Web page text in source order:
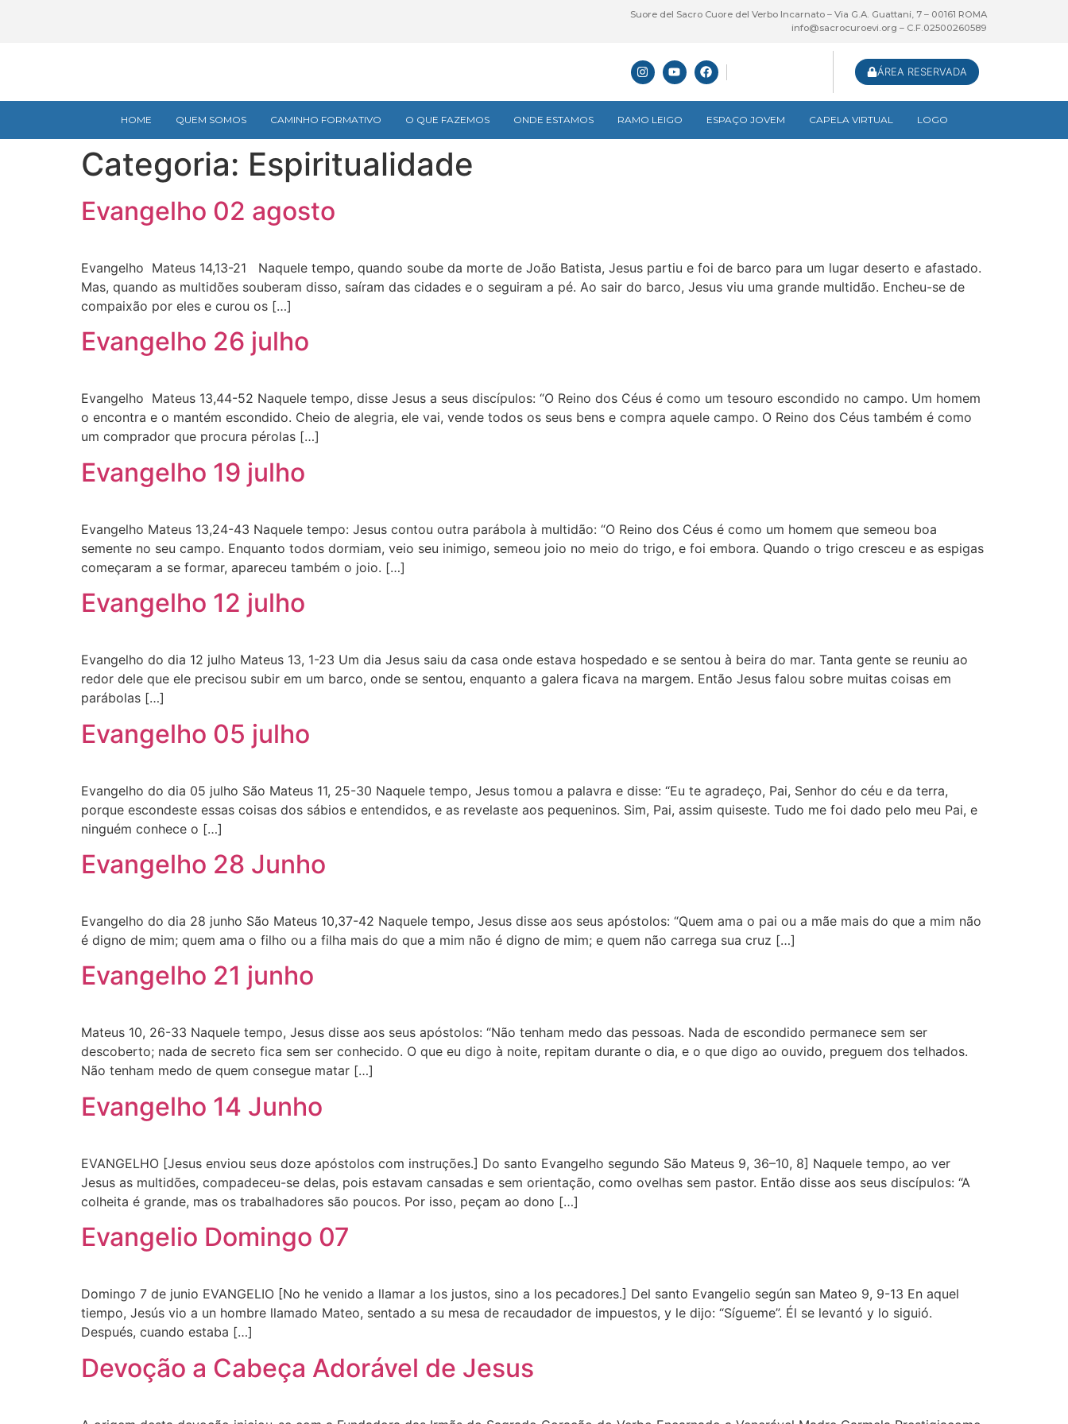
Suore del Sacro Cuore del Verbo Incarnato – Via G.A. Guattani, 7 – 00161 ROMA
info@sacrocuroevi.org – C.F.02500260589
ÁREA RESERVADA
HOME QUEM SOMOS CAMINHO FORMATIVO O QUE FAZEMOS ONDE ESTAMOS RAMO LEIGO ESPAÇO JOVEM CAPELA VIRTUAL LOGO
Categoria: Espiritualidade
Evangelho 02 agosto
Evangelho Mateus 14,13-21 Naquele tempo, quando soube da morte de João Batista, Jesus partiu e foi de barco para um lugar deserto e afastado.
Mas, quando as multidões souberam disso, saíram das cidades e o seguiram a pé. Ao sair do barco, Jesus viu uma grande multidão. Encheu-se de
compaixão por eles e curou os […]
Evangelho 26 julho
Evangelho Mateus 13,44-52 Naquele tempo, disse Jesus a seus discípulos: “O Reino dos Céus é como um tesouro escondido no campo. Um homem
o encontra e o mantém escondido. Cheio de alegria, ele vai, vende todos os seus bens e compra aquele campo. O Reino dos Céus também é como
um comprador que procura pérolas […]
Evangelho 19 julho
Evangelho Mateus 13,24-43 Naquele tempo: Jesus contou outra parábola à multidão: “O Reino dos Céus é como um homem que semeou boa
semente no seu campo. Enquanto todos dormiam, veio seu inimigo, semeou joio no meio do trigo, e foi embora. Quando o trigo cresceu e as espigas
começaram a se formar, apareceu também o joio. […]
Evangelho 12 julho
Evangelho do dia 12 julho Mateus 13, 1-23 Um dia Jesus saiu da casa onde estava hospedado e se sentou à beira do mar. Tanta gente se reuniu ao
redor dele que ele precisou subir em um barco, onde se sentou, enquanto a galera ficava na margem. Então Jesus falou sobre muitas coisas em
parábolas […]
Evangelho 05 julho
Evangelho do dia 05 julho São Mateus 11, 25-30 Naquele tempo, Jesus tomou a palavra e disse: “Eu te agradeço, Pai, Senhor do céu e da terra,
porque escondeste essas coisas dos sábios e entendidos, e as revelaste aos pequeninos. Sim, Pai, assim quiseste. Tudo me foi dado pelo meu Pai, e
ninguém conhece o […]
Evangelho 28 Junho
Evangelho do dia 28 junho São Mateus 10,37-42 Naquele tempo, Jesus disse aos seus apóstolos: “Quem ama o pai ou a mãe mais do que a mim não
é digno de mim; quem ama o filho ou a filha mais do que a mim não é digno de mim; e quem não carrega sua cruz […]
Evangelho 21 junho
Mateus 10, 26-33 Naquele tempo, Jesus disse aos seus apóstolos: “Não tenham medo das pessoas. Nada de escondido permanece sem ser
descoberto; nada de secreto fica sem ser conhecido. O que eu digo à noite, repitam durante o dia, e o que digo ao ouvido, preguem dos telhados.
Não tenham medo de quem consegue matar […]
Evangelho 14 Junho
EVANGELHO [Jesus enviou seus doze apóstolos com instruções.] Do santo Evangelho segundo São Mateus 9, 36–10, 8] Naquele tempo, ao ver
Jesus as multidões, compadeceu-se delas, pois estavam cansadas e sem orientação, como ovelhas sem pastor. Então disse aos seus discípulos: “A
colheita é grande, mas os trabalhadores são poucos. Por isso, peçam ao dono […]
Evangelio Domingo 07
Domingo 7 de junio EVANGELIO [No he venido a llamar a los justos, sino a los pecadores.] Del santo Evangelio según san Mateo 9, 9-13 En aquel
tiempo, Jesús vio a un hombre llamado Mateo, sentado a su mesa de recaudador de impuestos, y le dijo: “Sígueme”. Él se levantó y lo siguió.
Después, cuando estaba […]
Devoção a Cabeça Adorável de Jesus